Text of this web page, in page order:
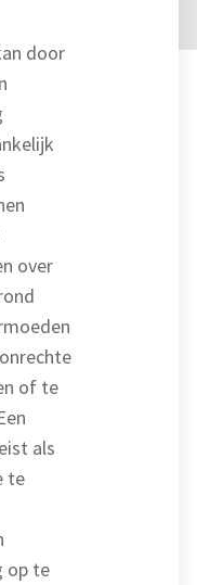
door
over
of te
als
te
op te